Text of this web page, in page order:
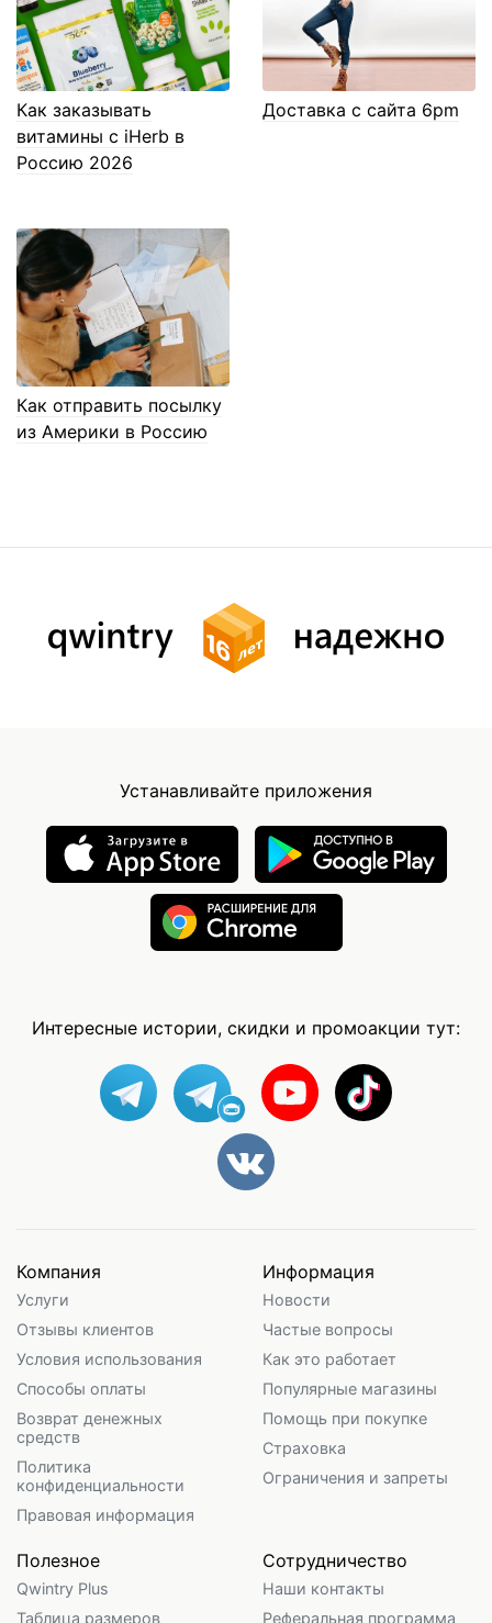
Как заказывать
витамины с iHerb в
Россию 2026
Доставка с сайта 6pm
Как отправить посылку
из Америки в Россию
Устанавливайте приложения
Интересные истории, скидки и промоакции тут:
Компания
Услуги
Отзывы клиентов
Условия использования
Способы оплаты
Возврат денежных
средств
Политика
конфиденциальности
Правовая информация
Информация
Новости
Частые вопросы
Как это работает
Популярные магазины
Помощь при покупке
Страховка
Ограничения и запреты
Полезное
Qwintry Plus
Таблица размеров
Сотрудничество
Наши контакты
Реферальная программа